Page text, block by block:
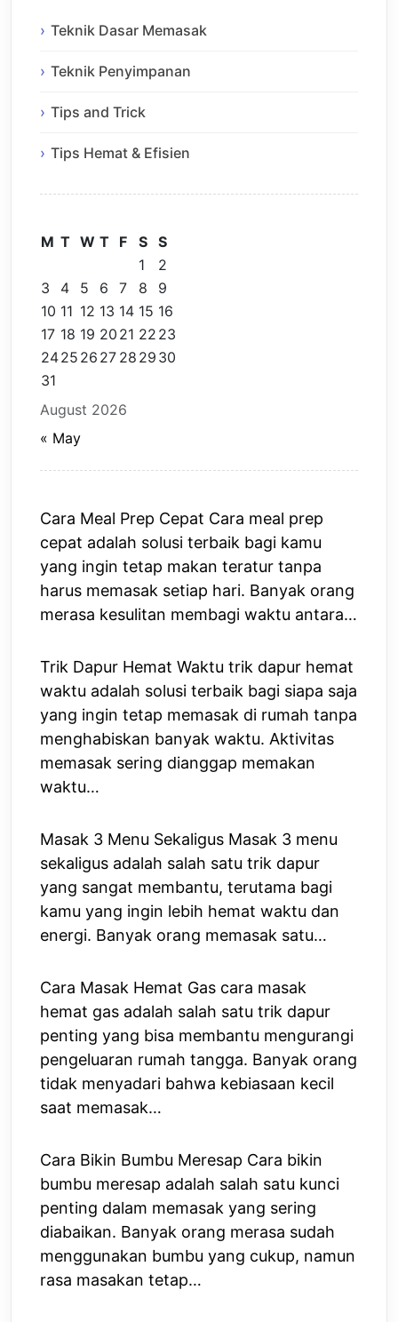
Teknik Dasar Memasak
Teknik Penyimpanan
Tips and Trick
Tips Hemat & Efisien
August 2026
M T W T F S S
1
2
3
4 5 6 7 8
9
10 11 12 13 14 15 16
17 18 19 20 21 22 23
2425 26 27 28 29 30
31
« May
Cara Meal Prep Cepat Cara meal prep
cepat adalah solusi terbaik bagi kamu
yang ingin tetap makan teratur tanpa
harus memasak setiap hari. Banyak orang
merasa kesulitan membagi waktu antara…
Trik Dapur Hemat Waktu trik dapur hemat
waktu adalah solusi terbaik bagi siapa saja
yang ingin tetap memasak di rumah tanpa
menghabiskan banyak waktu. Aktivitas
memasak sering dianggap memakan
waktu…
Masak 3 Menu Sekaligus Masak 3 menu
sekaligus adalah salah satu trik dapur
yang sangat membantu, terutama bagi
kamu yang ingin lebih hemat waktu dan
energi. Banyak orang memasak satu…
Cara Masak Hemat Gas cara masak
hemat gas adalah salah satu trik dapur
penting yang bisa membantu mengurangi
pengeluaran rumah tangga. Banyak orang
tidak menyadari bahwa kebiasaan kecil
saat memasak…
Cara Bikin Bumbu Meresap Cara bikin
bumbu meresap adalah salah satu kunci
penting dalam memasak yang sering
diabaikan. Banyak orang merasa sudah
menggunakan bumbu yang cukup, namun
rasa masakan tetap…